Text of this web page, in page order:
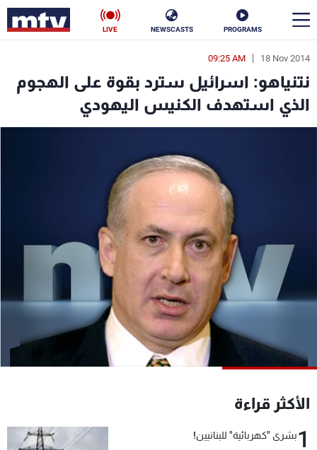
PROGRAMS
NEWSCASTS
LIVE
18 Nov 2014
09:25 AM
نتنياهو: اسرائيل سترد بقوة على الهجوم
الذي استهدف الكنيس اليهودي
الأكثر قراءة
1بشرى "كهربائية" للبنانيين!
en
الأخبار
سياسة ناس
فن
رياضة
البرامج
جدول البرامج
شاهد البرامج
الترددات
عن MTV
الإنـتـاج
شروط الإسـتخدام